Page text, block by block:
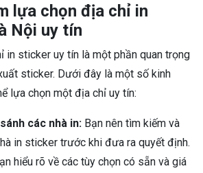
lựa chọn địa chỉ in
Nội uy tín
in sticker uy tín là một phần quan trọng
sticker. Dưới đây là một số kinh
lựa chọn một địa chỉ uy tín:
các nhà in: Bạn nên tìm kiếm và
in sticker trước khi đưa ra quyết định.
hiểu rõ về các tùy chọn có sẵn và giá